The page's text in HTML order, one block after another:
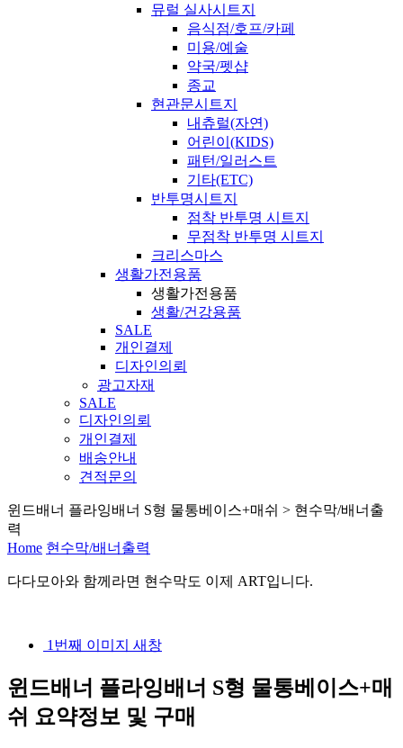
뮤럴 실사시트지
음식점/호프/카페
미용/예술
약국/펫샵
종교
현관문시트지
내츄럴(자연)
어린이(KIDS)
패턴/일러스트
기타(ETC)
반투명시트지
점착 반투명 시트지
무점착 반투명 시트지
크리스마스
생활가전용품
생활가전용품
생활/건강용품
SALE
개인결제
디자인의뢰
광고자재
SALE
디자인의뢰
개인결제
배송안내
견적문의
윈드배너 플라잉배너 S형 물통베이스+매쉬 > 현수막/배너출
력
Home 현수막/배너출력
다다모아와 함께라면 현수막도 이제 ART입니다.
1번째 이미지 새창
윈드배너 플라잉배너 S형 물통베이스+매
쉬 요약정보 및 구매